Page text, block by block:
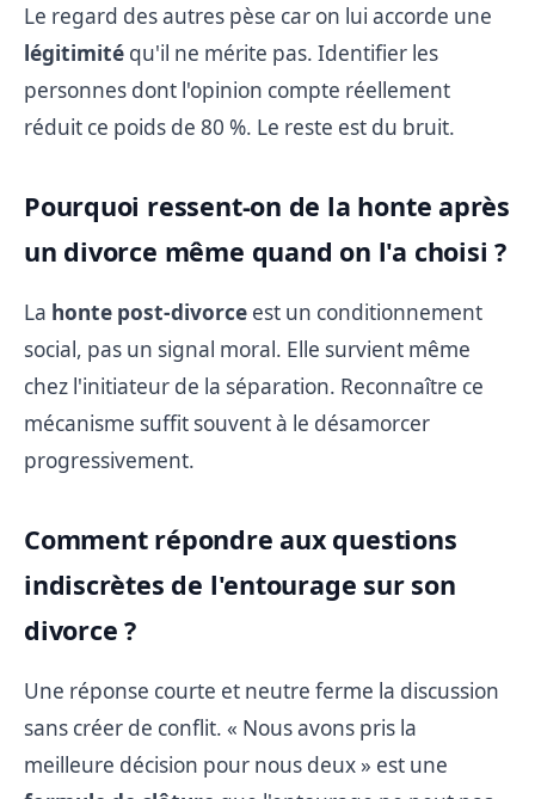
Le regard des autres pèse car on lui accorde une
légitimité qu'il ne mérite pas. Identifier les
personnes dont l'opinion compte réellement
réduit ce poids de 80 %. Le reste est du bruit.
Pourquoi ressent-on de la honte après
un divorce même quand on l'a choisi ?
La honte post-divorce est un conditionnement
social, pas un signal moral. Elle survient même
chez l'initiateur de la séparation. Reconnaître ce
mécanisme suffit souvent à le désamorcer
progressivement.
Comment répondre aux questions
indiscrètes de l'entourage sur son
divorce ?
Une réponse courte et neutre ferme la discussion
sans créer de conflit. « Nous avons pris la
meilleure décision pour nous deux » est une